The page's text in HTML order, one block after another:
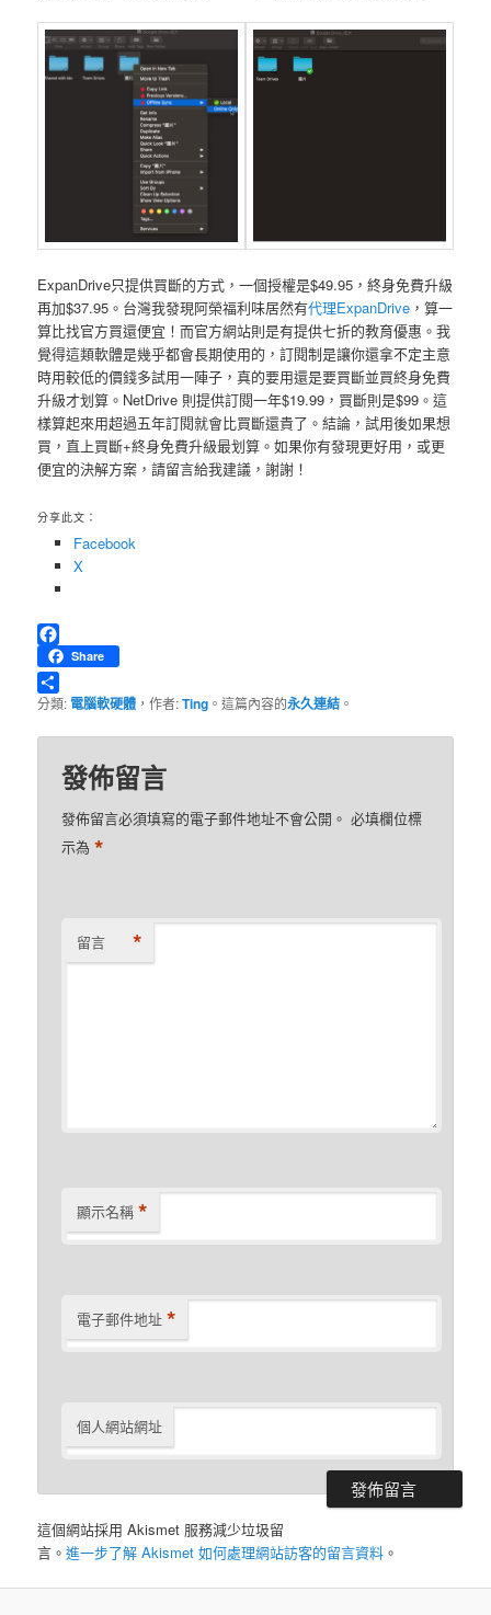
ExpanDrive只提供買斷的方式，一個授權是$49.95，終身免費升級
再加$37.95。台灣我發現阿榮福利味居然有代理ExpanDrive ，算一
算比找官方買還便宜！而官方網站則是有提供七折的教育優惠。我
覺得這類軟體是幾乎都會長期使用的，訂閱制是讓你還拿不定主意
時用較低的價錢多試用一陣子，真的要用還是要買斷並買終身免費
升級才划算。NetDrive 則提供訂閱一年$19.99，買斷則是$99。這
樣算起來用超過五年訂閱就會比買斷還貴了。結論，試用後如果想
買，直上買斷+終身免費升級最划算。如果你有發現更好用，或更
便宜的決解方案，請留言給我建議，謝謝！
分享此文：
Facebook
X
Facebook
Share
分
分類: 電腦軟硬體 ，作者:Ting 。這篇內容的永久連結 。
發佈留言
發佈留言必須填寫的電子郵件地址不會公開。 必填欄位標
示為*
留言 *
顯示名稱 *
電子郵件地址 *
個人網站網址
這個網站採用 Akismet 服務減少垃圾留
言。進一步了解 Akismet 如何處理網站訪客的留言資料 。